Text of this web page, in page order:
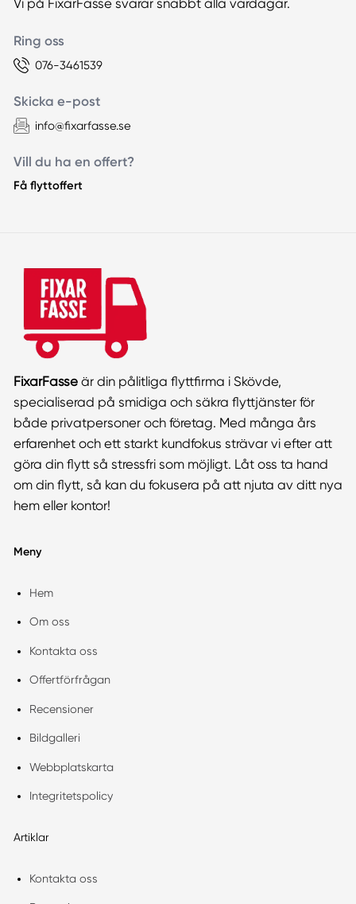
Vi på FixarFasse svarar snabbt alla vardagar.
Ring oss
076-3461539
Skicka e-post
info@fixarfasse.se
Vill du ha en offert?
Få flyttoffert
FixarFasseär din pålitliga flyttfirma i Skövde,
specialiserad på smidiga och säkra flyttjänster för
både privatpersoner och företag. Med många års
erfarenhet och ett starkt kundfokus strävar vi efter att
göra din flytt så stressfri som möjligt. Låt oss ta hand
om din flytt, så kan du fokusera på att njuta av ditt nya
hem eller kontor!
Meny
Hem
Om oss
Kontakta oss
Offertförfrågan
Recensioner
Bildgalleri
Webbplatskarta
Integritetspolicy
Artiklar
Kontakta oss